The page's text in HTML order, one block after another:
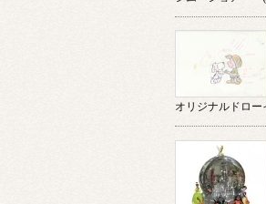
オリジナルドロー